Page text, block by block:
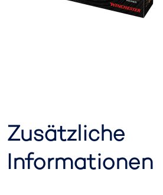
Zusätzliche
Informationen